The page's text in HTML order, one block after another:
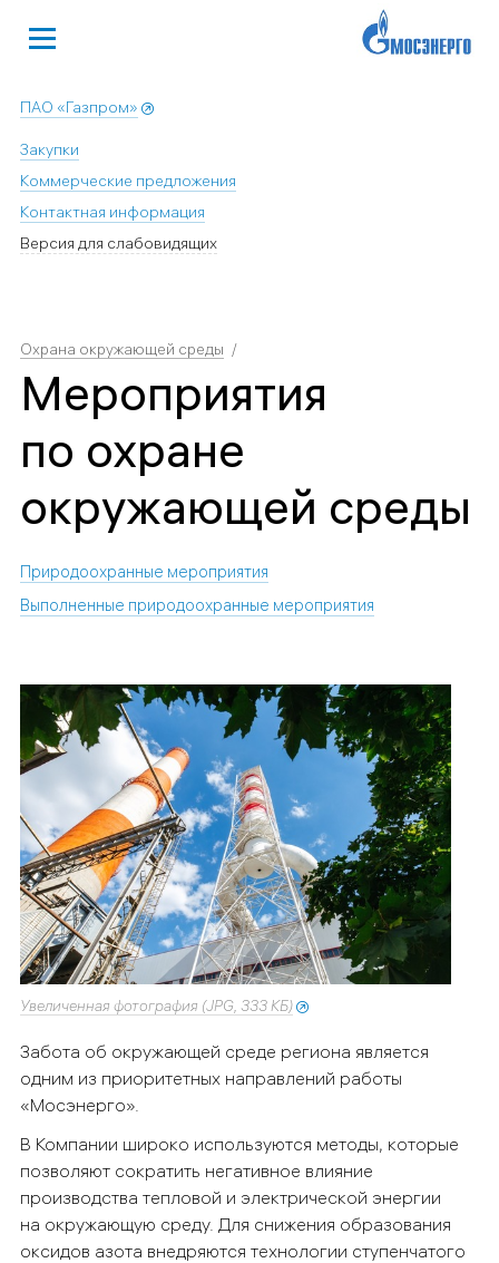
ПАО «Газпром»
Закупки
Коммерческие предложения
Контактная информация
Версия для слабовидящих
Охрана окружающей среды
Мероприятия
по охране
окружающей среды
Природоохранные мероприятия
Выполненные природоохранные мероприятия
Увеличенная фотография (JPG, 333 КБ)
Забота об окружающей среде региона является
одним из приоритетных направлений работы
«Мосэнерго»
В Компании широко используются методы, которые
позволяют сократить негативное влияние
производства тепловой и электрической энергии
на окружающую среду. Для снижения образования
оксидов азота внедряются технологии ступенчатого